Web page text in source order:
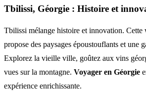
Tbilissi, Géorgie : Histoire et
Tbilissi mélange histoire et innovation. Cette
propose des paysages époustouflants et une
Explorez la vieille ville, goûtez aux vins
vues sur la montagne. Voyager en Géorgie
expérience enrichissante.